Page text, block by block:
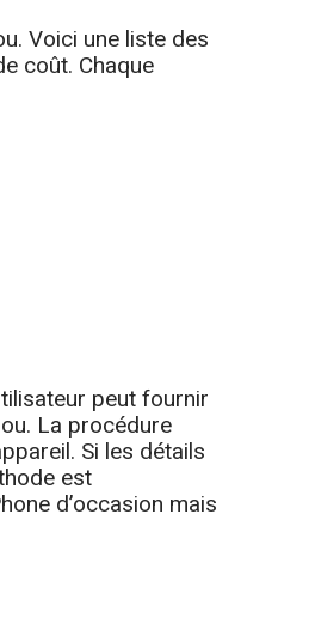
Voici une liste des
coût. Chaque
peut fournir
La procédure
Si les détails
est
d’occasion mais